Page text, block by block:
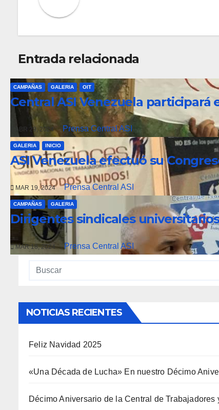
Entrada relacionada
CAMPAÑAS GALERIA OIT
Central ASI Venezuela participará
ABR 29, 2024 Prensa Central ASI
GALERIA INICIO
ASI Venezuela efectuó su
MAR 19, 2024 Prensa Central ASI
CAMPAÑAS GALERIA
Dirigentes sindicales
MAR 18, 2024 Prensa Central ASI
NOTICIAS RECIENTES
Feliz Navidad 2025
«Una Década de Lucha» En nuestro Décimo
Décimo Aniversario de la Central de